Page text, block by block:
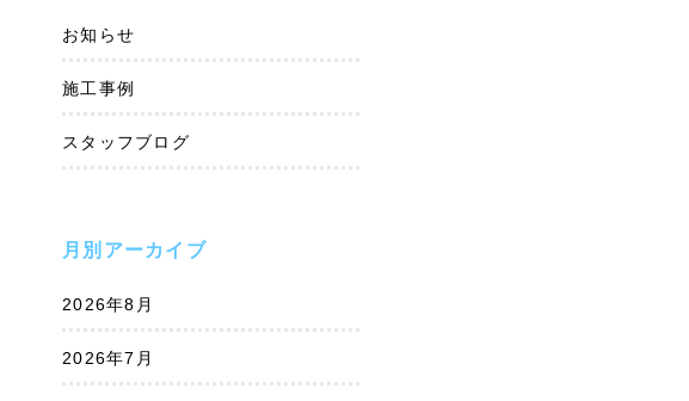
お知らせ
施工事例
スタッフブログ
月別アーカイブ
2026年8月
2026年7月